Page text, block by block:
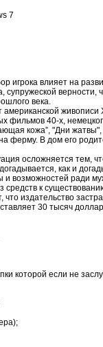
7
игрока влияет на
супружеской
века.
40-х,
кожа”, "Дни жатвы",
ферму. В дом его
осложняется тем,
как и
возможностей ради
средств к
издательство
30 тысяч
которой если не